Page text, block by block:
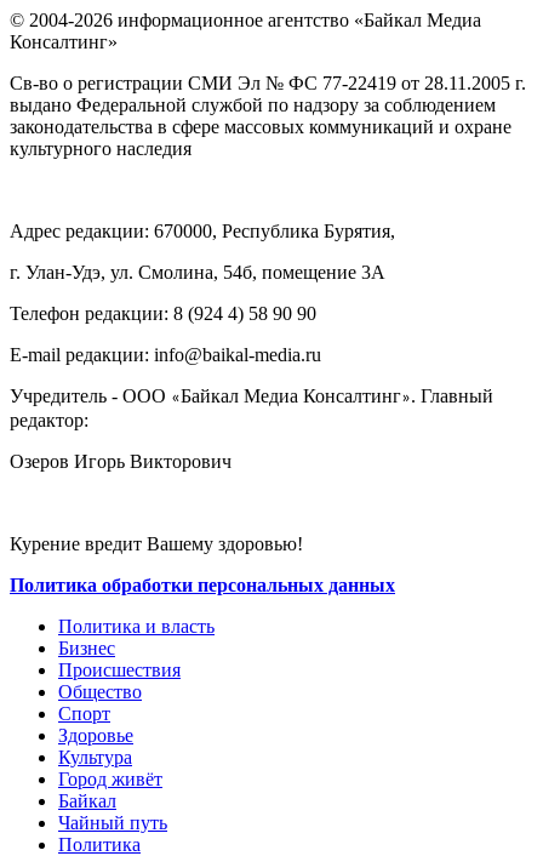
© 2004-2026 информационное агентство «Байкал Медиа
Консалтинг»
Св-во о регистрации СМИ Эл № ФС 77-22419 от 28.11.2005 г.
выдано Федеральной службой по надзору за соблюдением
законодательства в сфере массовых коммуникаций и охране
культурного наследия
Адрес редакции: 670000, Республика Бурятия,
г. Улан-Удэ, ул. Смолина, 54б, помещение 3А
Телефон редакции: ‎‎8 (924 4) 58 90 90
E-mail редакции: info@baikal-media.ru
Учредитель - ООО «Байкал Медиа Консалтинг». Главный
редактор:
Озеров Игорь Викторович
Курение вредит Вашему здоровью!
Политика обработки персональных данных
Политика и власть
Бизнес
Происшествия
Общество
Cпорт
Здоровье
Культура
Город живёт
Байкал
Чайный путь
Политика